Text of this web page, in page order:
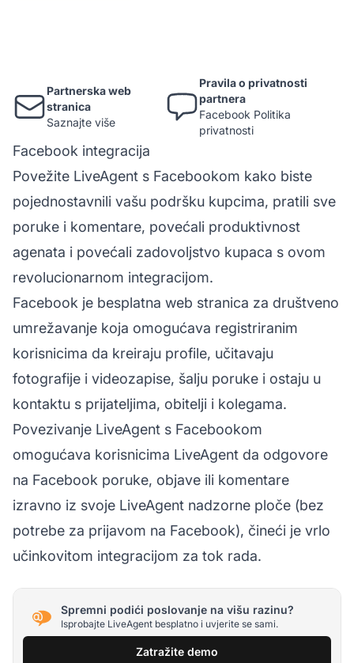
Partnerska web
stranica
Saznajte više
Pravila o privatnosti
partnera
Facebook Politika
privatnosti
Facebook integracija
Povežite LiveAgent s Facebookom kako biste
pojednostavnili vašu podršku kupcima, pratili sve
poruke i komentare, povećali produktivnost
agenata i povećali zadovoljstvo kupaca s ovom
revolucionarnom integracijom.
Facebook je besplatna web stranica za društveno
umrežavanje koja omogućava registriranim
korisnicima da kreiraju profile, učitavaju
fotografije i videozapise, šalju poruke i ostaju u
kontaktu s prijateljima, obitelji i kolegama.
Povezivanje LiveAgent s Facebookom
omogućava korisnicima LiveAgent da odgovore
na Facebook poruke, objave ili komentare
izravno iz svoje LiveAgent nadzorne ploče (bez
potrebe za prijavom na Facebook), čineći je vrlo
učinkovitom integracijom za tok rada.
Spremni podići poslovanje na višu razinu?
Isprobajte LiveAgent besplatno i uvjerite se sami.
Zatražite demo